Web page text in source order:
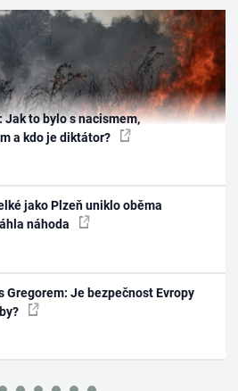
Jak to bylo s nacismem,
a kdo je diktátor?
jako Plzeň uniklo oběma
náhoda
Gregorem: Je bezpečnost Evropy